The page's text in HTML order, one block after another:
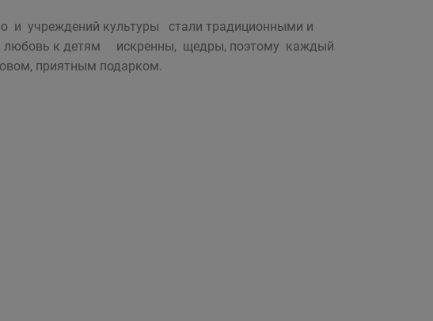
и учреждений культуры стали традиционными и
любовь к детям искренны, щедры, поэтому каждый
приятным подарком.